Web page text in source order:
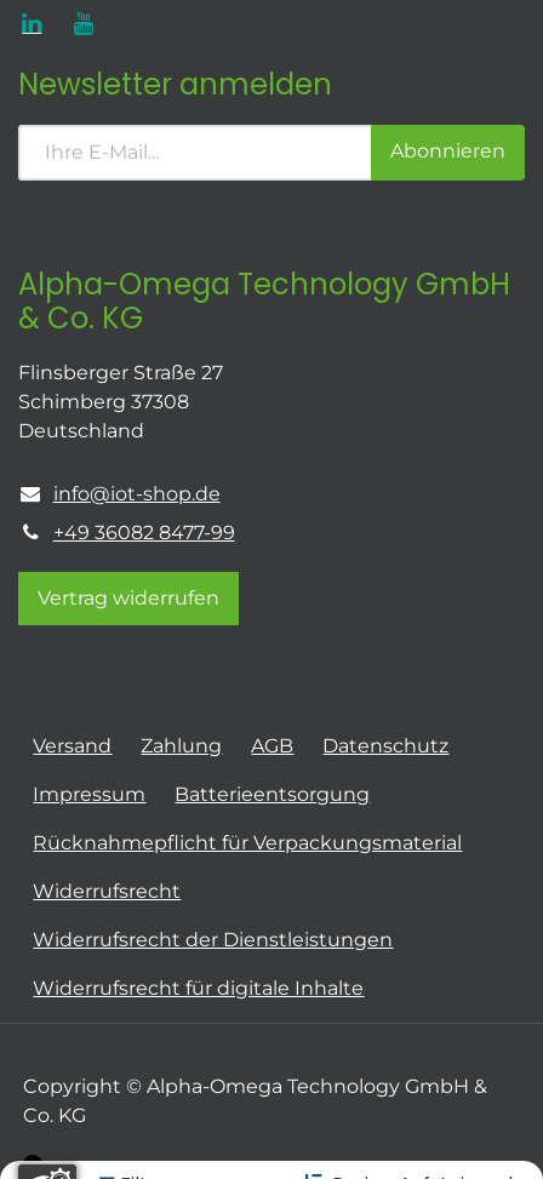
Newsletter anmelden
Abonnieren
Alpha-Omega Technology GmbH
& Co. KG
Flinsberger Straße 27
Schimberg 37308
Deutschland
info@iot-shop.de
+49 36082 8477-99
Vertrag widerrufen
Versand Zahlung AGB Datenschutz
Impressum Batterieentsorgung
Rücknahmepflicht für Verpackungsmaterial
Widerrufsrecht
Widerrufsrecht der Dienstleistungen
Widerrufsrecht für digitale Inhalte
Copyright © Alpha-Omega Technology GmbH &
Co. KG